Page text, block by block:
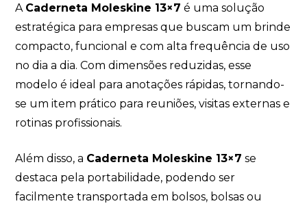
A Caderneta Moleskine 13×7 é uma solução
estratégica para empresas que buscam um brinde
compacto, funcional e com alta frequência de uso
no dia a dia. Com dimensões reduzidas, esse
modelo é ideal para anotações rápidas, tornando-
se um item prático para reuniões, visitas externas e
rotinas profissionais.
Além disso, a Caderneta Moleskine 13×7 se
destaca pela portabilidade, podendo ser
facilmente transportada em bolsos, bolsas ou